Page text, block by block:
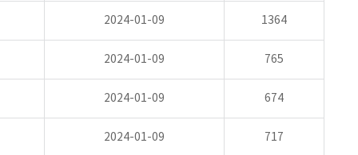
2024-01-09 1364
2024-01-09 765
2024-01-09 674
2024-01-09 717